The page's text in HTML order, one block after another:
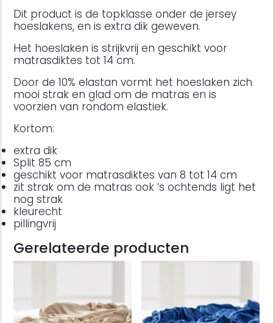
Dit product is de topklasse onder de jersey
hoeslakens, en is extra dik geweven.
Het hoeslaken is strijkvrij en geschikt voor
matrasdiktes tot 14 cm.
Door de 10% elastan vormt het hoeslaken zich
mooi strak en glad om de matras en is
voorzien van rondom elastiek.
Kortom:
extra dik
Split 85 cm
geschikt voor matrasdiktes van 8 tot 14 cm
zit strak om de matras ook ‘s ochtends ligt het
nog strak
kleurecht
pillingvrij
Gerelateerde producten